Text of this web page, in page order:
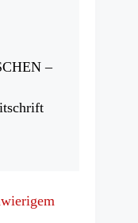
–